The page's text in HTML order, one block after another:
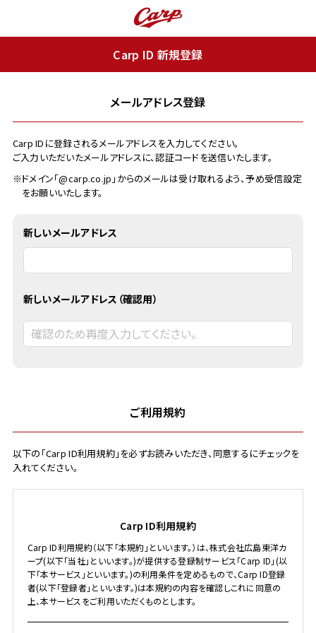
Carp ID 新規登録
メールアドレス登録
Carp IDに登録されるメールアドレスを入力してください。
ご入力いただいたメールアドレスに、認証コードを送信いたします。
※ドメイン「@carp.co.jp」からのメールは受け取れるよう、予め受信設定
をお願いいたします。
新しいメールアドレス
新しいメールアドレス（確認用）
ご利用規約
以下の「Carp ID利用規約」を必ずお読みいただき、同意するにチェックを
入れてください。
Carp ID利用規約
Carp ID利用規約（以下「本規約」といいます。）は、株式会社広島東洋カ
ープ(以下「当社」といいます。)が提供する登録制サービス「Carp ID」(以
下「本サービス」といいます。)の利用条件を定めるもので、Carp ID登録
者(以下「登録者」といいます。)は本規約の内容を確認しこれに同意の
上、本サービスをご利用いただくものとします。